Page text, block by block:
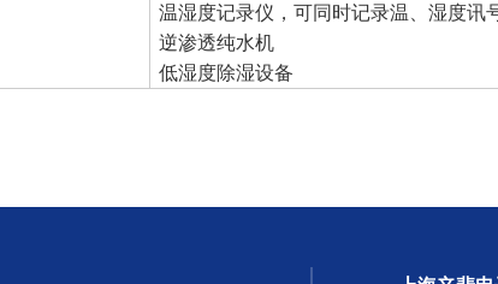
温湿度记录仪，可同时记录温、湿度讯
逆渗透纯水机
低湿度除湿设备